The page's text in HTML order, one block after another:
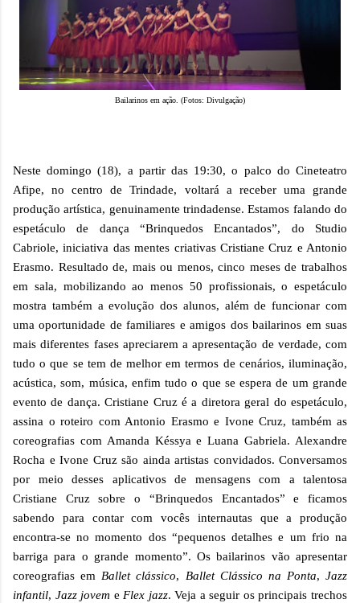
Bailarinos em ação. (Fotos: Divulgação)
Neste domingo (18), a partir das 19:30, o palco do Cineteatro
Afipe, no centro de Trindade, voltará a receber uma grande
produção artística, genuinamente trindadense. Estamos falando do
espetáculo de dança “Brinquedos Encantados”, do Studio
Cabriole, iniciativa das mentes criativas Cristiane Cruz e Antonio
Erasmo. Resultado de, mais ou menos, cinco meses de trabalhos
em sala, mobilizando ao menos 50 profissionais, o espetáculo
mostra também a evolução dos alunos, além de funcionar com
uma oportunidade de familiares e amigos dos bailarinos em suas
mais diferentes fases apreciarem a apresentação de verdade, com
tudo o que se tem de melhor em termos de cenários, iluminação,
acústica, som, música, enfim tudo o que se espera de um grande
evento de dança. Cristiane Cruz é a diretora geral do espetáculo,
assina o roteiro com Antonio Erasmo e Ivone Cruz, também as
coreografias com Amanda Késsya e Luana Gabriela. Alexandre
Rocha e Ivone Cruz são ainda artistas convidados. Conversamos
por meio desses aplicativos de mensagens com a talentosa
Cristiane Cruz sobre o “Brinquedos Encantados” e ficamos
sabendo para contar com vocês internautas que a produção
encontra-se no momento dos “pequenos detalhes e um frio na
barriga para o grande momento”. Os bailarinos vão apresentar
coreografias emBallet clássico, Ballet Clássico na Ponta, Jazz
infantil, Jazz jovem eFlex jazz. Veja a seguir os principais trechos